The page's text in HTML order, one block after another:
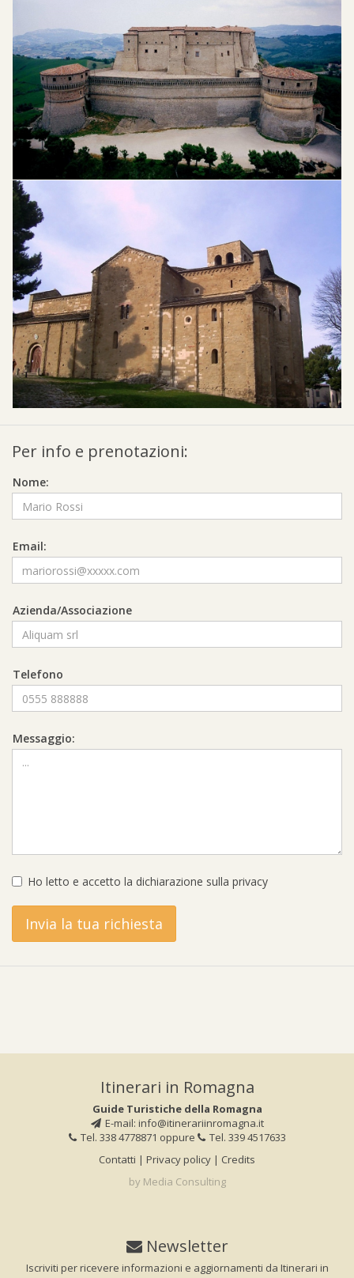
Per info e prenotazioni:
Nome:
Email:
Azienda/Associazione
Telefono
Messaggio:
Ho letto e accetto la dichiarazione sulla privacy
Itinerari in Romagna
Guide Turistiche della Romagna
E-mail: info@itinerariinromagna.it
Tel. 338 4778871 oppure
Tel. 339 4517633
Contatti | Privacy policy | Credits
by Media Consulting
Newsletter
Iscriviti per ricevere informazioni e aggiornamenti da Itinerari in